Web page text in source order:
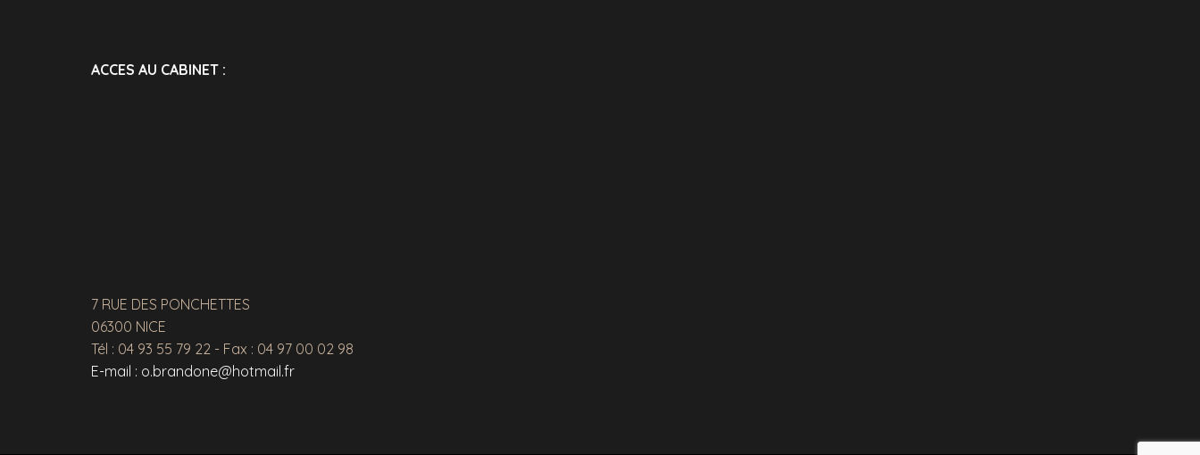
ACCES AU CABINET :
7 RUE DES PONCHETTES
06300 NICE
Tél : 04 93 55 79 22 - Fax : 04 97 00 02 98
E-mail : o.brandone@hotmail.fr